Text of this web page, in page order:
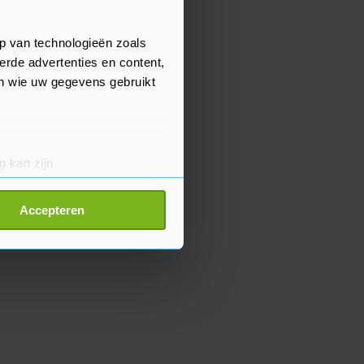
van technologieën zoals
advertenties en content,
wie uw gegevens gebruikt
kan zijn
detailgedeelte
Accepteren